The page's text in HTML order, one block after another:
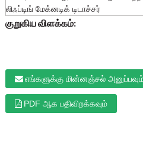
குறுகிய விளக்கம்:
எங்களுக்கு மின்னஞ்சல்
PDF ஆக பதிவிறக்கவும்